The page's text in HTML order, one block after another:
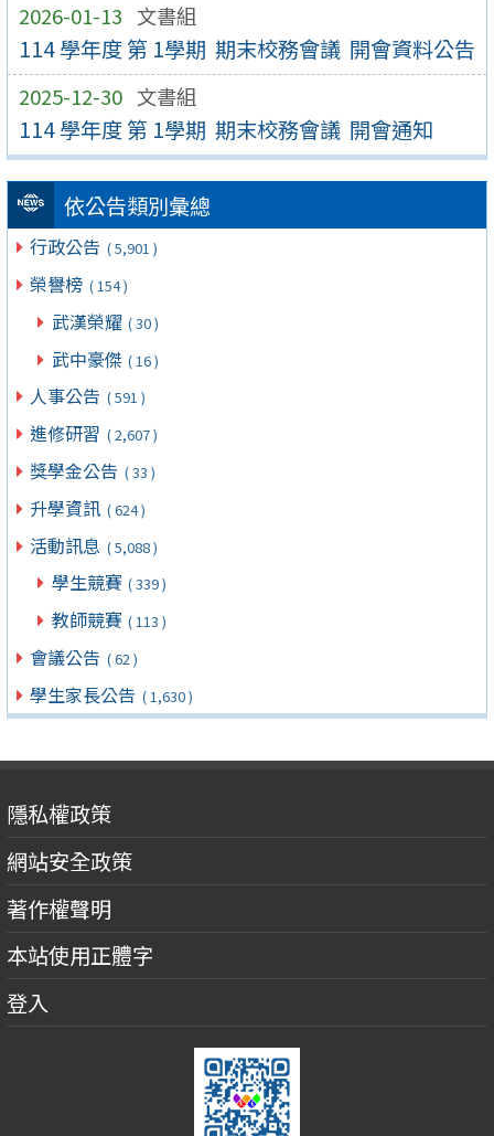
2026-01-13 文書組
114 學年度 第 1學期 期末校務會議 開會資料公告
2025-12-30 文書組
114 學年度 第 1學期 期末校務會議 開會通知
依公告類別彙總
行政公告 ( 5,901 )
榮譽榜 ( 154 )
武漢榮耀 ( 30 )
武中豪傑 ( 16 )
人事公告 ( 591 )
進修研習 ( 2,607 )
獎學金公告 ( 33 )
升學資訊 ( 624 )
活動訊息 ( 5,088 )
學生競賽 ( 339 )
教師競賽 ( 113 )
會議公告 ( 62 )
學生家長公告 ( 1,630 )
隱私權政策
網站安全政策
著作權聲明
本站使用正體字
登入